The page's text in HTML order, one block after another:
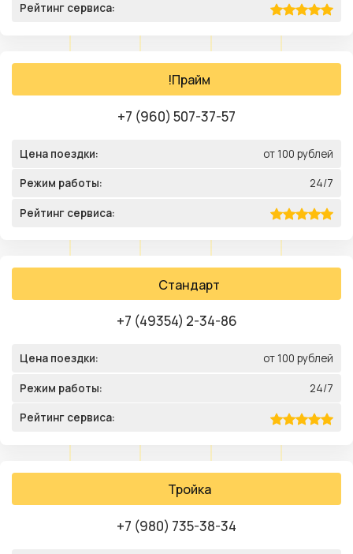
Рейтинг сервиса:
!Прайм
+7 (960) 507-37-57
Цена поездки: от 100 рублей
Режим работы: 24/7
Рейтинг сервиса:
Стандарт
+7 (49354) 2-34-86
Цена поездки: от 100 рублей
Режим работы: 24/7
Рейтинг сервиса:
Тройка
+7 (980) 735-38-34